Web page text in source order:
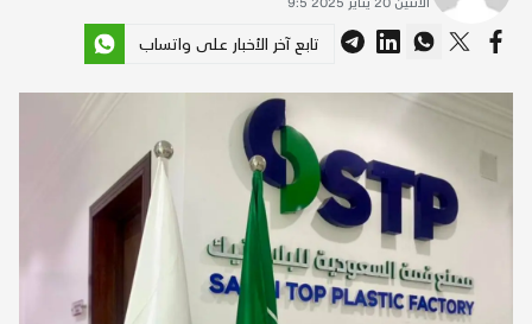
تابع آخر الأخبار على واتساب